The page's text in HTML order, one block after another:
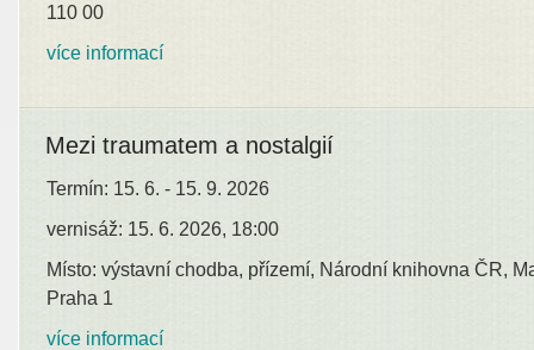
110 00
více informací
Mezi traumatem a nostalgií
Termín: 15. 6. - 15. 9. 2026
vernisáž: 15. 6. 2026, 18:00
Místo: výstavní chodba, přízemí, Národní knihovna ČR,
Praha 1
více informací